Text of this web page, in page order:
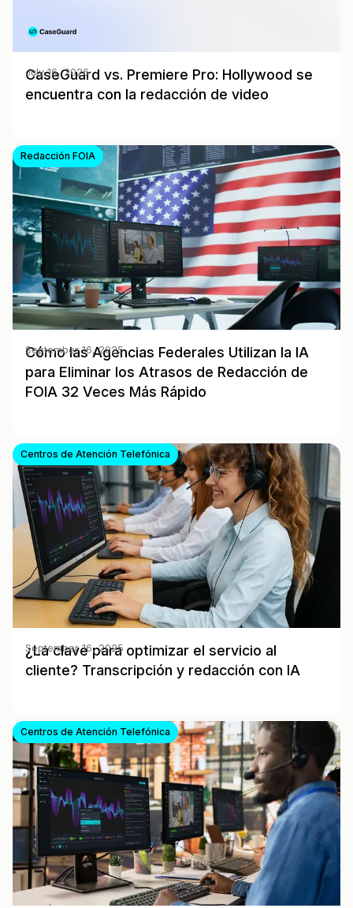
CaseGuard vs. Premiere Pro: Hollywood se
encuentra con la redacción de video
July 16, 2026
Redacción FOIA
Cómo las Agencias Federales Utilizan la IA
para Eliminar los Atrasos de Redacción de
FOIA 32 Veces Más Rápido
September 16, 2025
Centros de Atención Telefónica
¿La clave para optimizar el servicio al
cliente? Transcripción y redacción con IA
September 16, 2025
Centros de Atención Telefónica